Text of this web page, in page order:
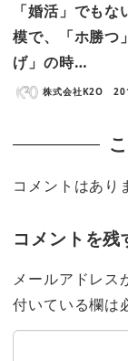
「婚活」でもな
模で、「ホ勝つ
げ」の時…
株式会社K2O
コメントはあり
コメントを残
メールアドレス
付いている欄は